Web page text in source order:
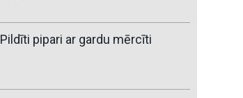
Pildīti pipari ar gardu mērcīti